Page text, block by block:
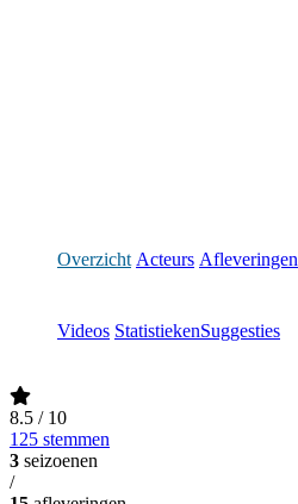
Overzicht Acteurs Afleveringen
Videos StatistiekenSuggesties
8.5 / 10
125 stemmen
3 seizoenen
/